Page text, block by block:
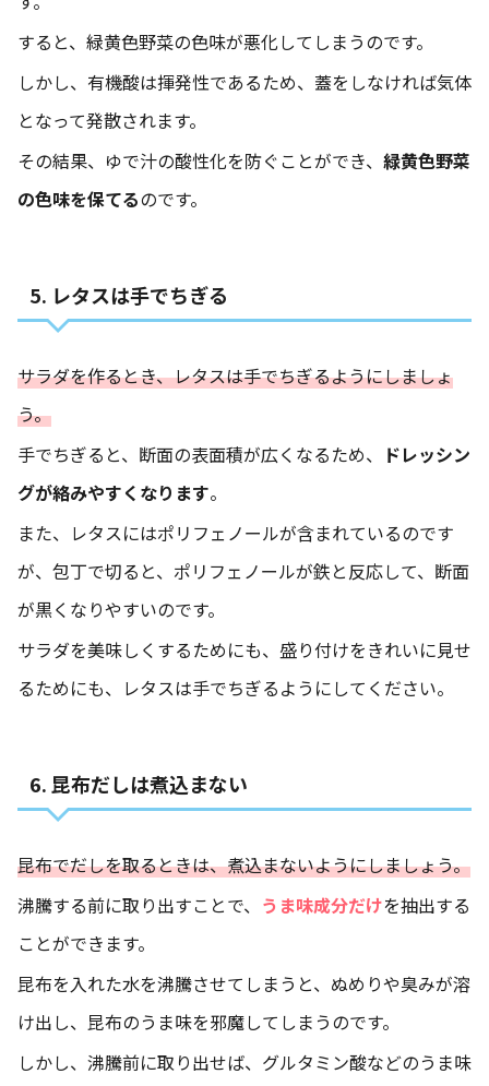
すると、緑黄色野菜の色味が悪化してしまうのです。
しかし、有機酸は揮発性であるため、蓋をしなければ気体
となって発散されます。
その結果、ゆで汁の酸性化を防ぐことができ、 緑黄色野菜
の色味を保てるのです。
5. レタスは手でちぎる
サラダを作るとき、レタスは手でちぎるようにしましょ
う。
手でちぎると、断面の表面積が広くなるため、 ドレッシン
グが絡みやすくなります。
また、レタスにはポリフェノールが含まれているのです
が、包丁で切ると、ポリフェノールが鉄と反応して、断面
が黒くなりやすいのです。
サラダを美味しくするためにも、盛り付けをきれいに見せ
るためにも、レタスは手でちぎるようにしてください。
6. 昆布だしは煮込まない
昆布でだしを取るときは、煮込まないようにしましょう。
沸騰する前に取り出すことで、 うま味成分だけを抽出する
ことができます。
昆布を入れた水を沸騰させてしまうと、ぬめりや臭みが溶
け出し、昆布のうま味を邪魔してしまうのです。
しかし、沸騰前に取り出せば、グルタミン酸などのうま味